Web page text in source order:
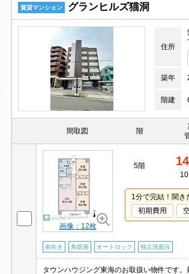
賃貸マンション グランヒルズ猫洞
住所
築年
階建
間取図 階
画像：12枚
5階
1分で完結！聞き
初期費用
南向き 角部屋 オートロック 独立洗面台
タウンハウジング東海のお取扱い物件です